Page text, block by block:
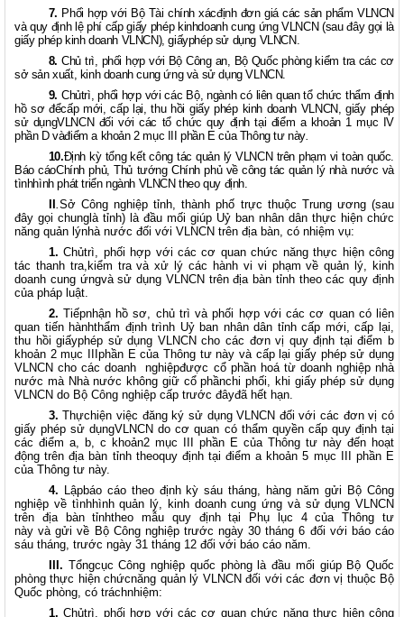
7. Phối hợp với Bộ Tài chính xácđịnh đơn giá các sản phẩm VLNCN
và quy định lệ phí cấp giấy phép kinhdoanh cung ứng VLNCN (sau đây gọi là
giấy phép kinh doanh VLNCN), giấyphép sử dụng VLNCN.
8.Chủ trì, phối hợp với Bộ Công an, Bộ Quốc phòng kiểm tra các cơ
sở sản xuất, kinh doanh cung ứng và sử dụng VLNCN.
9.Chủtrì, phối hợp với các Bộ, ngành có liên quan tổ chức thẩm định
hồ sơ đểcấp mới, cấp lại, thu hồi giấy phép kinh doanh VLNCN, giấy phép
sử dụngVLNCN đối với các tổ chức quy định tại điểm a khoản 1 mục IV
phần D vàđiểm a khoản 2 mục III phần E của Thông tư này
10.Định kỳ tổng kết công tác quản lý VLNCN trên phạm vi toàn quốc.
Báo cáoChính phủ, Thủ tướng Chính phủ về công tác quản lý nhà nước và
tìnhhình phát triển ngành VLNCN theo quy định.
Sở Công nghiệp tỉnh, thành phố trực thuộc Trung ương (sau
đây gọi chunglà tỉnh) là đầu mối giúp Uỷ ban nhân dân thực hiện chức
năng quản lýnhà nước đối với VLNCN trên địa bàn, có nhiệm vụ:
1.Chủtrì, phối hợp với các cơ quan chức năng thực hiện công
tác thanh tra,kiểm tra và xử lý các hành vi vi phạm về quản lý, kinh
doanh cung ứngvà sử dụng VLNCN trên địa bàn tỉnh theo các quy định
của pháp luật.
2.Tiếpnhận hồ sơ, chủ trì và phối hợp với các cơ quan có liên
quan tiến hànhthẩm định trình Uỷ ban nhân dân tỉnh cấp mới, cấp lại,
thu hồi giấyphép sử dụng VLNCN cho các đơn vị quy định tại điểm b
khoản 2 mục IIIphần E của Thông tư này và cấp lại giấy phép sử dụng
VLNCN cho các doanh
nghiệpđược cổ phần hoá từ doanh nghiệp nhà
nước mà Nhà nước không giữ cổ phầnchi phối, khi giấy phép sử dụng
VLNCN do Bộ Công nghiệp cấp trước đâyđã hết hạn.
3.Thựchiện việc đăng ký sử dụng VLNCN đối với các đơn vị có
giấy phép sử dụngVLNCN do cơ quan có thẩm quyền cấp quy định tại
các điểm a, b, c khoản2 mục III phần E của Thông tư này đến hoạt
động trên địa bàn tỉnh theoquy định tại điểm a khoản 5 mục III phần E
của Thông tư này.
4.
Lậpbáo cáo theo định kỳ sáu tháng, hàng năm gửi Bộ Công
nghiệp về tìnhhình quản lý, kinh doanh cung ứng và sử dụng VLNCN
trên địa bàn tỉnhtheo mẫu quy định tại Phụ lục 4 của Thông tư
này và gửi về Bộ Công nghiệp trước ngày 30 tháng 6 đối với báo cáo
sáu tháng, trước ngày 31 tháng 12 đối với báo cáo năm.
III. Tổngcục Công nghiệp quốc phòng là đầu mối giúp Bộ Quốc
phòng thực hiện chứcnăng quản lý VLNCN đối với các đơn vị thuộc Bộ
Quốc phòng, có tráchnhiệm:
1.Chủtrì, phối hợp với các cơ quan chức năng thực hiện công